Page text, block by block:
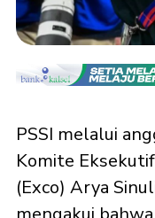
PSSI melalui
Komite Eksekutif
(Exco) Arya